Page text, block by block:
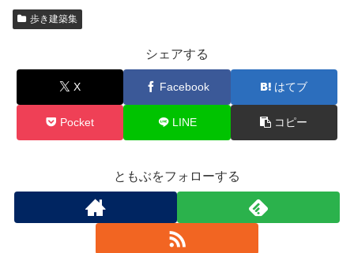
歩き建築集
シェアする
X Facebook はてブ
Pocket LINE コピー
ともぶをフォローする